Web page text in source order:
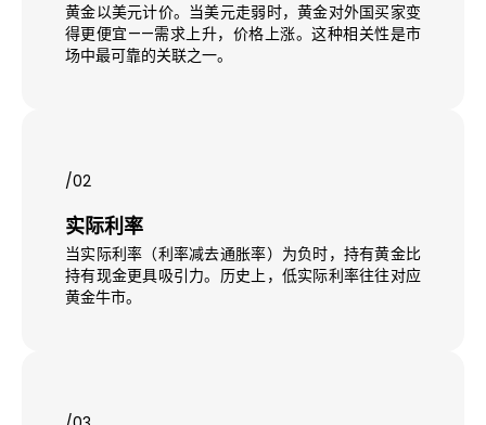
黄金以美元计价。当美元走弱时，黄金对外国买家变
得更便宜——需求上升，价格上涨。这种相关性是市
场中最可靠的关联之一。
/02
实际利率
当实际利率（利率减去通胀率）为负时，持有黄金比
持有现金更具吸引力。历史上，低实际利率往往对应
黄金牛市。